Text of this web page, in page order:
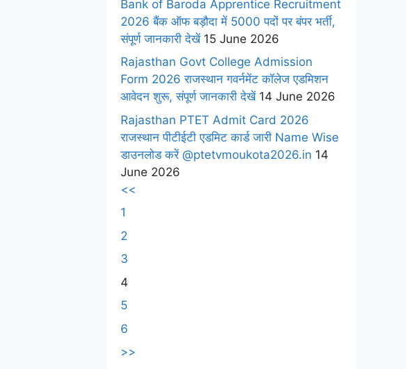
Bank of Baroda Apprentice Recruitment
2026 बैंक ऑफ बड़ौदा में 5000 पदों पर बंपर भर्ती,
संपूर्ण जानकारी देखें15 June 2026
Rajasthan Govt College Admission
Form 2026 राजस्थान गवर्नमेंट कॉलेज एडमिशन
आवेदन शुरू, संपूर्ण जानकारी देखें14 June 2026
Rajasthan PTET Admit Card 2026
राजस्थान पीटीईटी एडमिट कार्ड जारी Name Wise
डाउनलोड करें @ptetvmoukota2026.in 14
June 2026
<<
1
2
3
4
5
6
>>